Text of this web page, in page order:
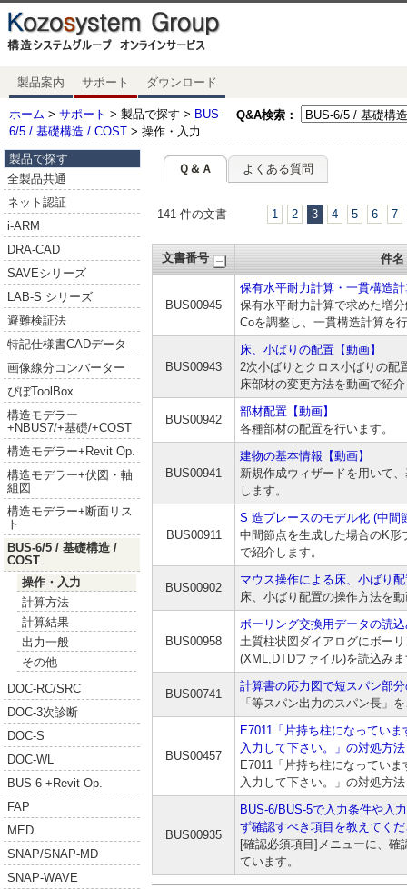
製品案内 サポート ダウンロード
Q&A検索：
ホーム > サポート > 製品で探す > BUS-
6/5 / 基礎構造 / COST > 操作・入力
製品で探す
全製品共通
ネット認証
i-ARM
DRA-CAD
SAVEシリーズ
LAB-S シリーズ
避難検証法
特記仕様書CADデータ
画像線分コンバーター
ぴぼToolBox
構造モデラー
+NBUS7/+基礎/+COST
構造モデラー+Revit Op.
構造モデラー+伏図・軸
組図
構造モデラー+断面リス
ト
BUS-6/5 / 基礎構造 /
COST
操作・入力
計算方法
計算結果
出力一般
その他
DOC-RC/SRC
DOC-3次診断
DOC-S
DOC-WL
BUS-6 +Revit Op.
FAP
MED
SNAP/SNAP-MD
SNAP-WAVE
Ｑ＆Ａ よくある質問
141 件の文書 1 2 3 4 5 6 7
文書番号 件名
BUS00945
保有水平耐力計算・一貫構造
保有水平耐力計算で求めた増
Coを調整し、一貫構造計算を
BUS00943
床、小ばりの配置【動画】
2次小ばりとクロス小ばりの配
床部材の変更方法を動画で紹
BUS00942
部材配置【動画】
各種部材の配置を行います。
BUS00941
建物の基本情報【動画】
新規作成ウィザードを用いて
します。
BUS00911
S 造ブレースのモデル化 (中間
中間節点を生成した場合のK形
で紹介します。
BUS00902
マウス操作による床、小ばり
床、小ばり配置の操作方法を
BUS00958
ボーリング交換用データの読
土質柱状図ダイアログにボー
(XML,DTDファイル)を読込み
BUS00741
計算書の応力図で短スパン部
「等スパン出力のスパン長」
BUS00457
E7011「片持ち柱になってい
入力して下さい。」の対処方法
E7011「片持ち柱になってい
入力して下さい。」の対処方
BUS00935
BUS-6/BUS-5で入力条件や入
ず確認すべき項目を教えてく
[確認必須項目]メニューに、確
ています。